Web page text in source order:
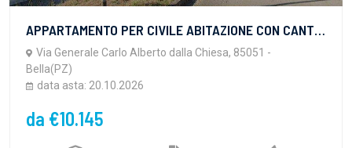
APPARTAMENTO PER CIVILE ABITAZIONE CON CANTINA
Via Generale Carlo Alberto dalla Chiesa, 85051 -
Bella(PZ)
data asta: 20.10.2026
da €10.145